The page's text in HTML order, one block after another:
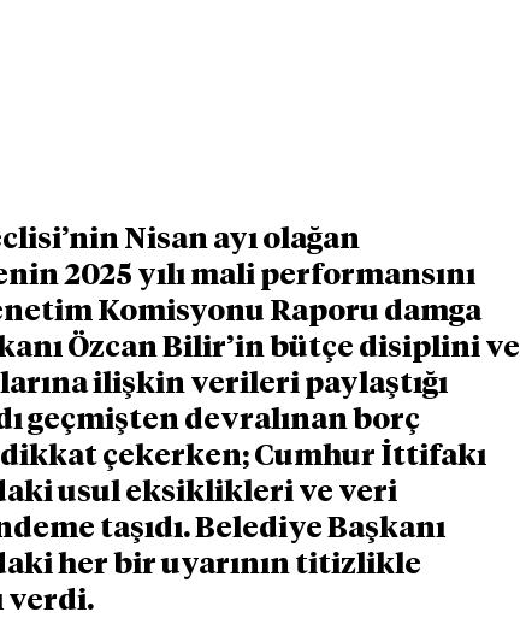
Nisan ayı olağan
2025 yılı mali performansını
Komisyonu Raporu damga
Özcan Bilir’in bütçe disiplini ve
ilişkin verileri paylaştığı
geçmişten devralınan borç
çekerken; Cumhur İttifakı
usul eksiklikleri ve veri
taşıdı. Belediye Başkanı
her bir uyarının titizlikle
verdi.